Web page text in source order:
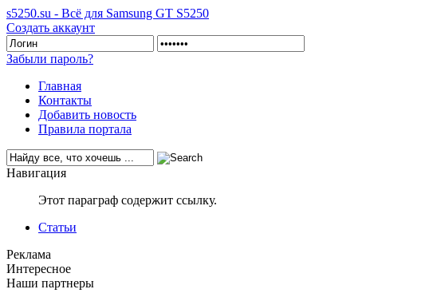
s5250.su - Всё для Samsung GT S5250
Создать аккаунт
Забыли пароль?
Главная
Контакты
Добавить новость
Правила портала
Навигация
Этот параграф содержит ссылку.
Статьи
Реклама
Интересное
Наши партнеры